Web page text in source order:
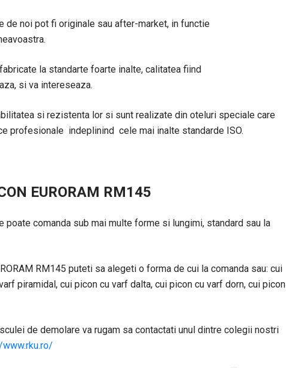
de noi pot fi originale sau after-market, in functie
la standarte foarte inalte, calitatea fiind
si va intereseaza.
si rezistenta lor si sunt realizate din oteluri speciale care
profesionale indeplinind cele mai inalte standarde ISO.
EURORAM RM145
poate comanda sub mai multe forme si lungimi, standard sau la
RM145 puteti sa alegeti o forma de cui la comanda sau: cui
piramidal, cui picon cu varf dalta, cui picon cu varf dorn, cui picon
de demolare va rugam sa contactati unul dintre colegii nostri